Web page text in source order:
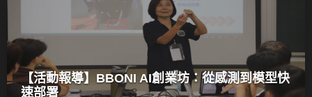
【活動報導】BBONI AI創業坊：從感測到模型快
速部署